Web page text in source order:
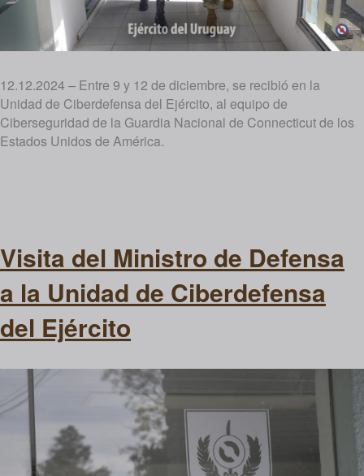
12.12.2024 – Entre 9 y 12 de diciembre, se recibió en la
Unidad de Ciberdefensa del Ejército, al equipo de
Ciberseguridad de la Guardia Nacional de Connecticut de los
Estados Unidos de América.
Visita del Ministro de Defensa
a la Unidad de Ciberdefensa
del Ejército